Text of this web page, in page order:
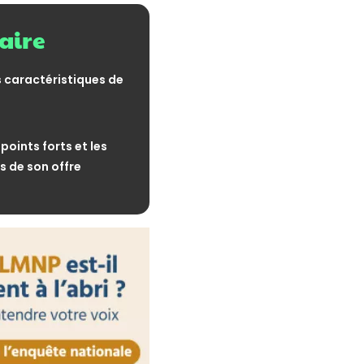
loyers : une année de
31 juillet 2026
30 juillet 2026
elles leur destinataire ?
30 juillet 2026
par l’IA : la
programme
30 juillet 2026
caractéristiques de
forts et les
de son offre